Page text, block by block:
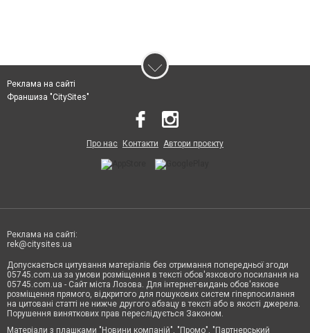
Реклама на сайті
Франшиза "CitySites"
Про нас Контакти Автори проєкту
Реклама на сайті:
rek@citysites.ua
Допускається цитування матеріалів без отримання попередньої згоди
05745.com.ua за умови розміщення в тексті обов'язкового посилання на
05745.com.ua - Сайт міста Лозова. Для інтернет-видань обов'язкове
розміщення прямого, відкритого для пошукових систем гіперпосилання
на цитовані статті не нижче другого абзацу в тексті або в якості джерела.
Порушення виняткових прав переслідується Законом.
Матеріали з плашками "Новини компаній", "Промо", "Партнерський